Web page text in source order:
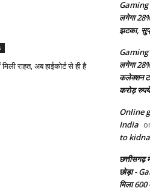
राहत, अब हाईकोर्ट से ही है
Gaming
लगेगा
झटका,
Gaming
लगेगा
कलेक्शन
करोड़
Online
India
to
छत्तीसगढ़
छोड़ा -
मिला